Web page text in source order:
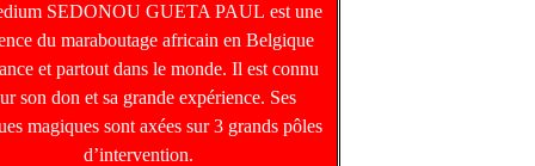
SEDONOU GUETA PAUL est une
du maraboutage africain en Belgique
et partout dans le monde. Il est connu
son don et sa grande expérience. Ses
magiques sont axées sur 3 grands pôles
d’intervention.